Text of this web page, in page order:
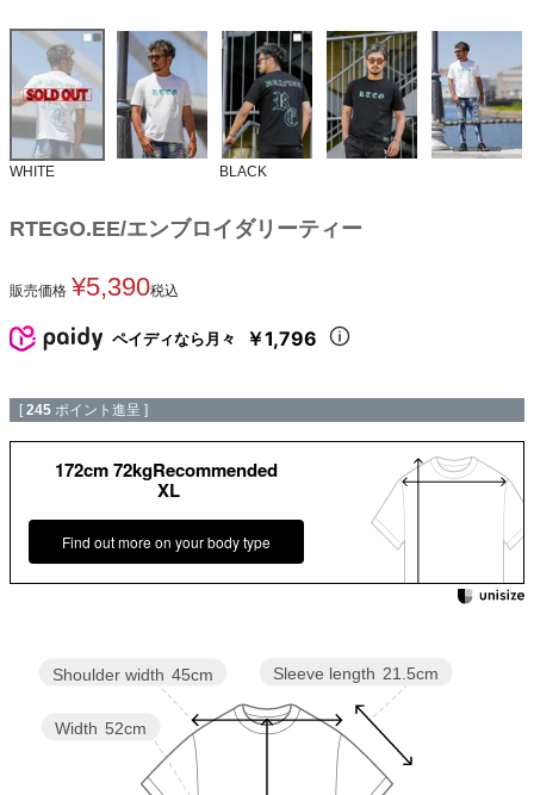
WHITE BLACK
RTEGO.EE/エンブロイダリーティー
販売価格 ¥5,390税込
ペイディなら月々 ￥1,796
[ 245 ポイント進呈 ]
172cm 72kgRecommended
XL
Find out more on your body type
Sleeve length 21.5cm
Width 52cm
Shoulder width 45cm